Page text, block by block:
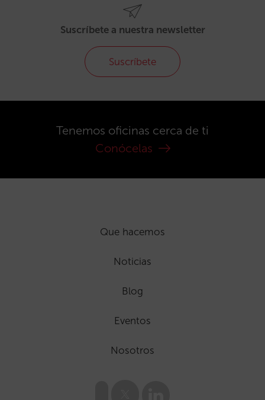
Suscríbete a nuestra newsletter
Suscríbete
Tenemos oficinas cerca de ti
Conócelas
Que hacemos
Noticias
Blog
Eventos
Nosotros